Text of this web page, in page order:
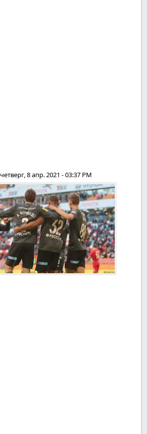
четверг, 8 апр. 2021 - 03:37 PM